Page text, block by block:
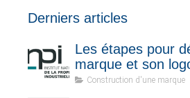
Derniers articles
Les étapes pour
marque et son
Construction d'une marque